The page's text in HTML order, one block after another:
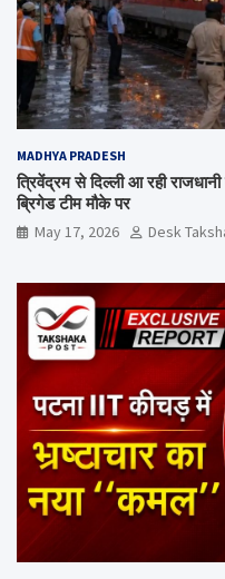
MADHYA PRADESH
त्रिवेंद्रम से दिल्ली आ रही
ब्रिगेड टीम मौके पर
May 17, 2026 Desk